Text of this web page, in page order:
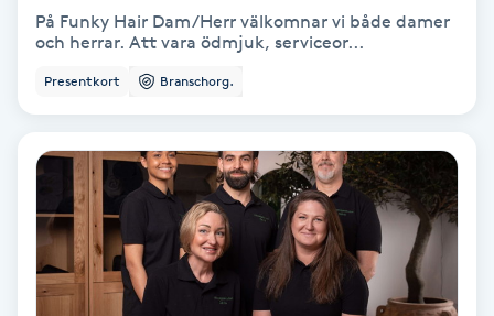
Hatha Yoga
Healing
Herrklippning
HIFU
På Funky Hair Dam/Herr välkomnar vi både damer
och herrar. Att vara ödmjuk, serviceor...
Presentkort Branschorg.